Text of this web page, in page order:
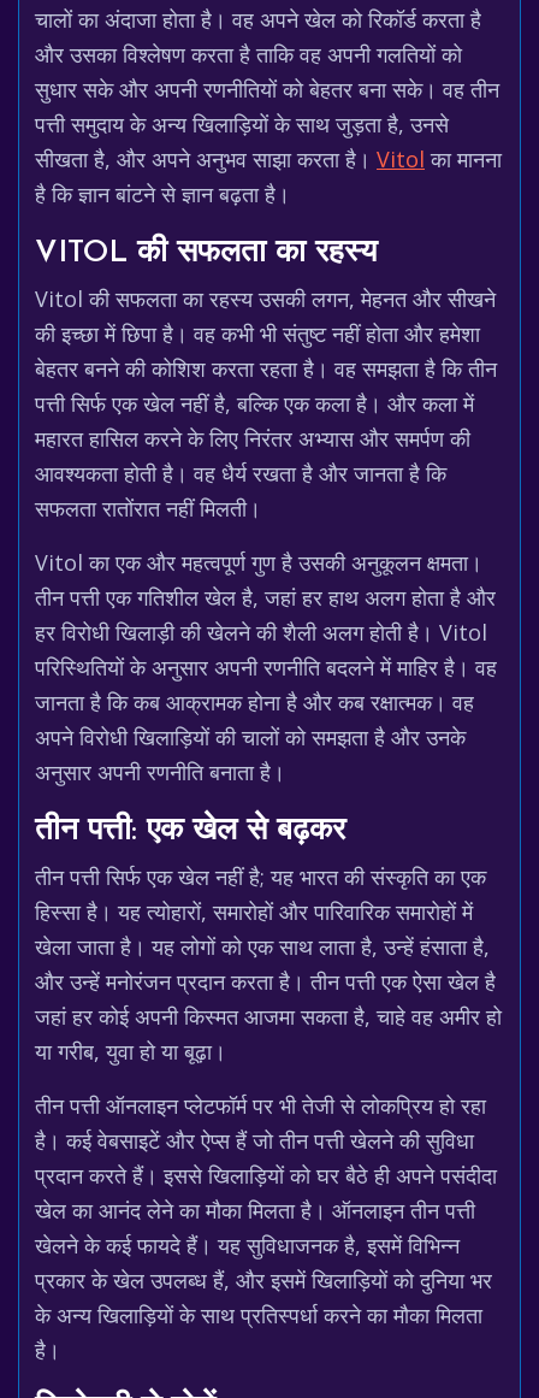
चालों का अंदाजा होता है। वह अपने खेल को रिकॉर्ड करता है
और उसका विश्लेषण करता है ताकि वह अपनी गलतियों को
सुधार सके और अपनी रणनीतियों को बेहतर बना सके। वह तीन
पत्ती समुदाय के अन्य खिलाड़ियों के साथ जुड़ता है, उनसे
सीखता है, और अपने अनुभव साझा करता है। Vitol का मानना
है कि ज्ञान बांटने से ज्ञान बढ़ता है।
VITOL की सफलता का रहस्य
Vitol की सफलता का रहस्य उसकी लगन, मेहनत और सीखने
की इच्छा में छिपा है। वह कभी भी संतुष्ट नहीं होता और हमेशा
बेहतर बनने की कोशिश करता रहता है। वह समझता है कि तीन
पत्ती सिर्फ एक खेल नहीं है, बल्कि एक कला है। और कला में
महारत हासिल करने के लिए निरंतर अभ्यास और समर्पण की
आवश्यकता होती है। वह धैर्य रखता है और जानता है कि
सफलता रातोंरात नहीं मिलती।
Vitol का एक और महत्वपूर्ण गुण है उसकी अनुकूलन क्षमता।
तीन पत्ती एक गतिशील खेल है, जहां हर हाथ अलग होता है और
हर विरोधी खिलाड़ी की खेलने की शैली अलग होती है। Vitol
परिस्थितियों के अनुसार अपनी रणनीति बदलने में माहिर है। वह
जानता है कि कब आक्रामक होना है और कब रक्षात्मक। वह
अपने विरोधी खिलाड़ियों की चालों को समझता है और उनके
अनुसार अपनी रणनीति बनाता है।
तीन पत्ती: एक खेल से बढ़कर
तीन पत्ती सिर्फ एक खेल नहीं है; यह भारत की संस्कृति का एक
हिस्सा है। यह त्योहारों, समारोहों और पारिवारिक समारोहों में
खेला जाता है। यह लोगों को एक साथ लाता है, उन्हें हंसाता है,
और उन्हें मनोरंजन प्रदान करता है। तीन पत्ती एक ऐसा खेल है
जहां हर कोई अपनी किस्मत आजमा सकता है, चाहे वह अमीर हो
या गरीब, युवा हो या बूढ़ा।
तीन पत्ती ऑनलाइन प्लेटफॉर्म पर भी तेजी से लोकप्रिय हो रहा
है। कई वेबसाइटें और ऐप्स हैं जो तीन पत्ती खेलने की सुविधा
प्रदान करते हैं। इससे खिलाड़ियों को घर बैठे ही अपने पसंदीदा
खेल का आनंद लेने का मौका मिलता है। ऑनलाइन तीन पत्ती
खेलने के कई फायदे हैं। यह सुविधाजनक है, इसमें विभिन्न
प्रकार के खेल उपलब्ध हैं, और इसमें खिलाड़ियों को दुनिया भर
के अन्य खिलाड़ियों के साथ प्रतिस्पर्धा करने का मौका मिलता
है।